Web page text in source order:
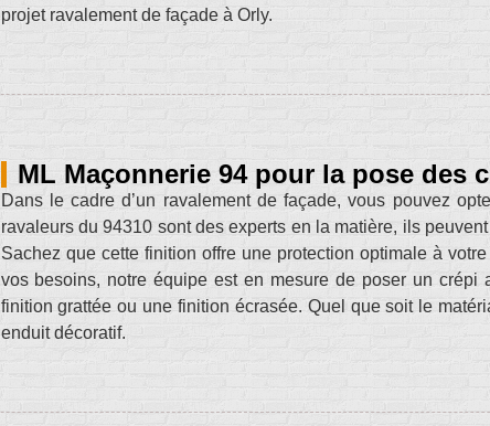
projet ravalement de façade à Orly.
ML Maçonnerie 94 pour la pose des
Dans le cadre d’un ravalement de façade, vous pouvez
ravaleurs du 94310 sont des experts en la matière, ils
Sachez que cette finition offre une protection optimale à
vos besoins, notre équipe est en mesure de poser un
finition grattée ou une finition écrasée. Quel que soit le
enduit décoratif.